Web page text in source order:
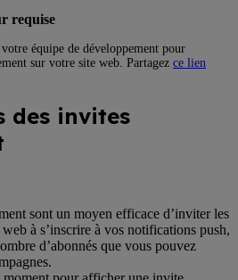
requise
équipe de développement pour
sur votre site web. Partagez ce lien
des invites
sont un moyen efficace d’inviter les
à s’inscrire à vos notifications push,
d’abonnés que vous pouvez